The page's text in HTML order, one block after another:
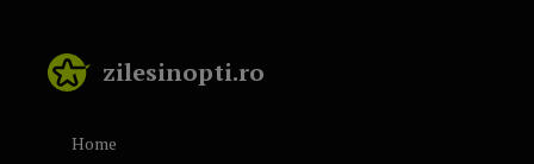
zilesinopti.ro
Home